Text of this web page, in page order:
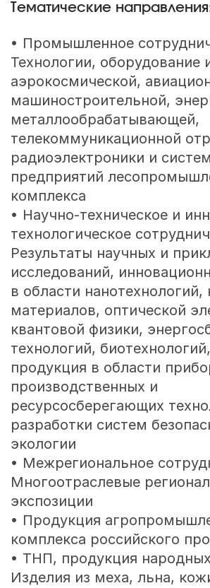
Тематические
• Промышленное
Технологии, оборудование
аэрокосмической,
машиностроительной,
металлообрабатывающей,
телекоммуникационной
радиоэлектроники и
предприятий
комплекса
• Научно-техническое и
технологическое
Результаты научных и
исследований,
в области нанотехнологий,
материалов, оптической
квантовой физики,
технологий,
продукция в области
производственных и
ресурсосберегающих
разработки систем
экологии
• Межрегиональное
Многоотраслевые
экспозиции
• Продукция
комплекса российского
• ТНП, продукция
Изделия из меха, льна,